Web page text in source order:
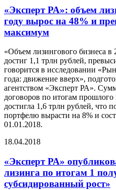
«Эксперт РА»: объем
году вырос на 48% и
максимум
«Объем лизингового бизнеса в
достиг 1,1 трлн рублей,
говорится в исследовании
года: движение вверх»,
агентством «Эксперт РА».
договоров по итогам прошлого
достигла 1,6 трлн рублей, что
портфелю вырасти на 8% и
01.01.2018.
18.04.2018
«Эксперт РА»
лизинга по итогам 1
субсидированный рост»